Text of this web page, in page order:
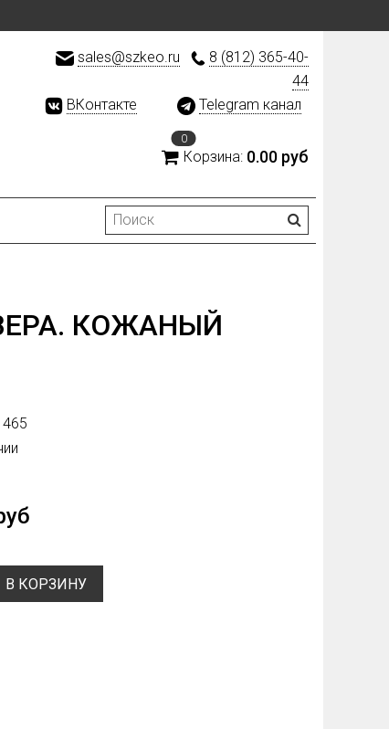
sales@szkeo.ru
8 (812) 365-40-
44
ВКонтакте
Telegram канал
0
Корзина: 0.00 руб
КОЖАНЫЙ
В КОРЗИНУ